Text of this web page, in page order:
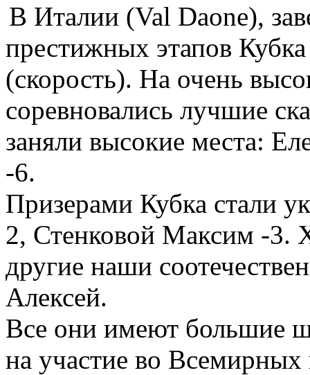
В Италии (Val Daone),
престижных этапов
(скорость). На очень
соревновались лучшие
заняли высокие места:
-6.
Призерами Кубка стали
2, Стенковой Максим -3.
другие наши
Алексей.
Все они имеют большие
на участие во Всемирных